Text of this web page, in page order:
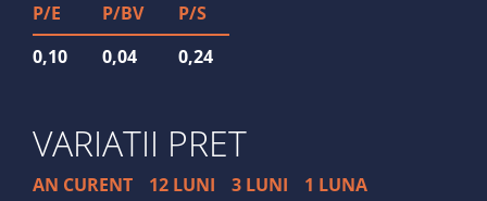
P/E P/BV
P/S
0,10
0,04 0,24
VARIATII PRET
AN CURENT 12 LUNI 3 LUNI
1 LUNA